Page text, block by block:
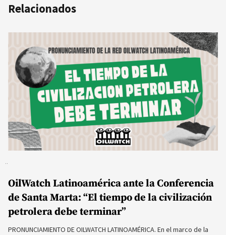
Relacionados
OilWatch Latinoamérica ante la Conferencia
de Santa Marta: “El tiempo de la civilización
petrolera debe terminar”
PRONUNCIAMIENTO DE OILWATCH LATINOAMÉRICA. En el marco de la